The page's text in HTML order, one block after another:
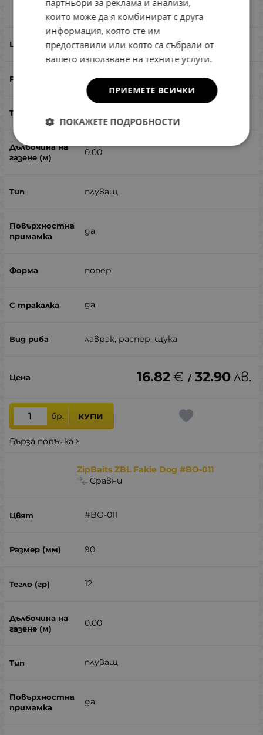
Сравни
#BO-013
90
0.00
плуващ
да
попер
да
лаврак, распер, щука
16.82€ / 32.90лв.
бр. КУПИ
Бърза поръчка
ZipBaits ZBL Fakie Dog #BO-011
Сравни
#BO-011
90
12
0.00
плуващ
да
партньори за реклама и анализи,
които може да я комбинират с друга
информация, която сте им
предоставили или която са събрали от
вашето използване на техните услуги.
ПРИЕМЕТЕ ВСИЧКИ
ПОКАЖЕТЕ ПОДРОБНОСТИ